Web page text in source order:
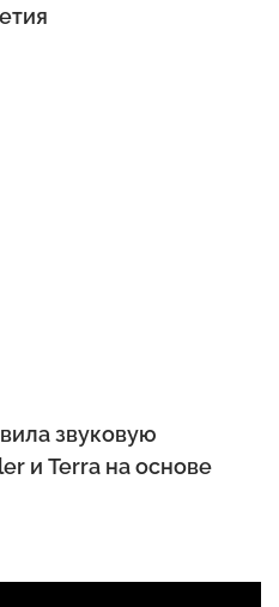
звуковую
и Terra на основе